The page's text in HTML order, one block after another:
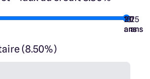
7
ans
10
ans
15
ans
20
ans
25
ans
(8.50%)